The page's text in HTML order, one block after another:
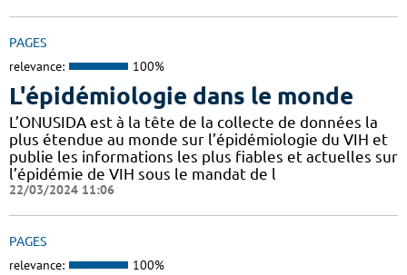
PAGES
relevance: 100%
L'épidémiologie dans le monde
L’ONUSIDA est à la tête de la collecte de données la
plus étendue au monde sur l’épidémiologie du VIH et
publie les informations les plus fiables et actuelles sur
l’épidémie de VIH sous le mandat de l
22/03/2024 11:06
PAGES
relevance: 100%